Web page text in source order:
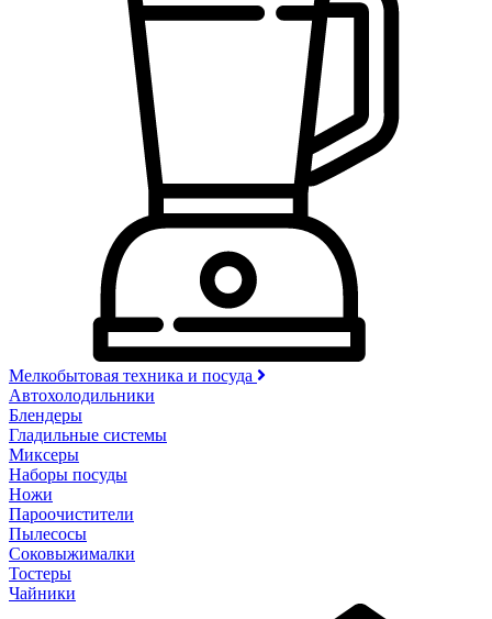
Мелкобытовая техника и посуда
Автохолодильники
Блендеры
Гладильные системы
Миксеры
Наборы посуды
Ножи
Пароочистители
Пылесосы
Соковыжималки
Тостеры
Чайники